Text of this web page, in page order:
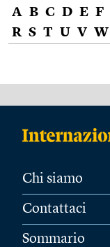
A B C D E F
R S T U V W
Chi siamo
Contattaci
Sommario